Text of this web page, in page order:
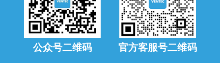
公众号二维码 官方客服号二维码